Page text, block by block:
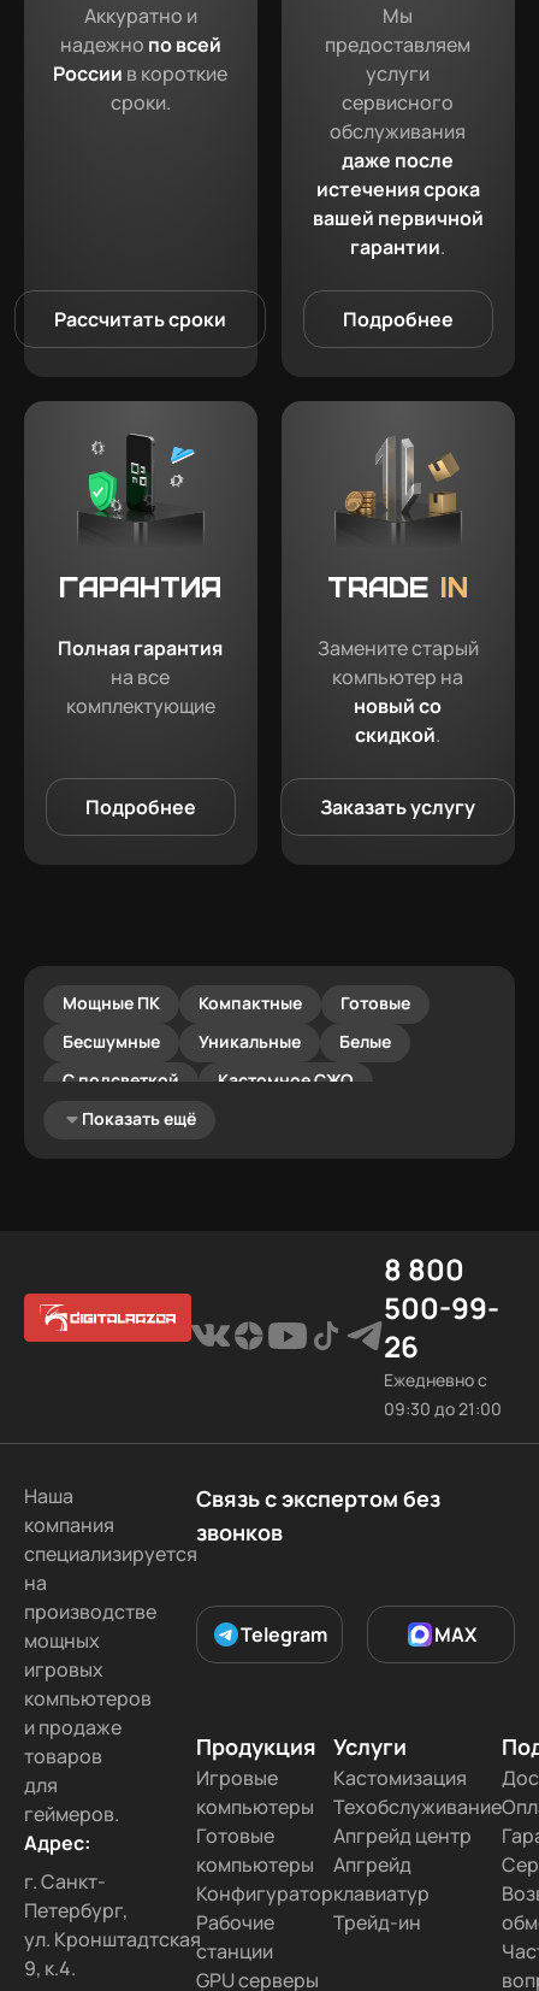
Аккуратно и
надежно по всей
России в короткие
сроки.
Рассчитать сроки
Мы
предоставляем
услуги
сервисного
обслуживания
даже после
истечения срока
вашей первичной
гарантии.
Подробнее
Гарантия
Полная гарантия
на все
комплектующие
Подробнее
Trade in
Замените старый
компьютер на
новый со
скидкой.
Заказать услугу
Мощные ПК Компактные
Готовые
Бесшумные
Уникальные
Белые
C подсветкой
Кастомное СЖО
С GeForce RTX 5060 Ti
С GeForce RTX 5080
С GeForce RTX 5090
На базе Intel Core i5
На базе Intel Core i7
На базе Intel Core i9
На базе Intel Core
До 100.000 Р
От 300.000 ₽
Для 4K Гейминга
VR Ready
Для киберспорта
ПК в рассрочку
ПК в кредит
1 ТБ SSD
16 ГБ RAM
32 ГБ RAM
Черного цвета
Подобрать под игру
Показать ещё
8 800
500-99-
26
Ежедневно с
09:30 до 21:00
Наша
компания
специализируется
на
производстве
мощных
игровых
компьютеров
и продаже
товаров
для
геймеров.
Адрес:
г. Санкт-
Петербург,
ул. Кронштадтская
9, к.4.
Связь с экспертом без
звонков
Telegram MAX
Продукция
Игровые
компьютеры
Готовые
компьютеры
Конфигуратор
Рабочие
станции
GPU серверы
Услуги
Кастомизация
Техобслуживание
Апгрейд центр
Апгрейд
клавиатур
Трейд-ин